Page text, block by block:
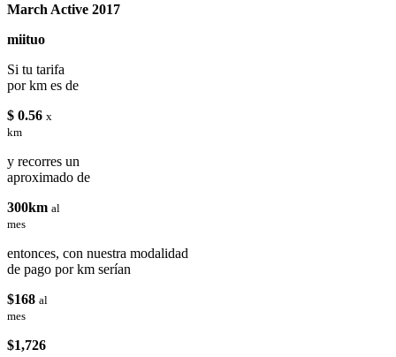
March Active 2017
miituo
Si tu tarifa
por km es de
$ 0.56 x
km
y recorres un
aproximado de
300km al
mes
entonces, con nuestra modalidad
de pago por km serían
$168 al
mes
$1,726